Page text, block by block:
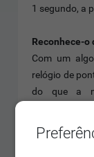
1 segundo, a
Reconhece-o
Com um
relógio de
do que a
30º. Para
com brilho